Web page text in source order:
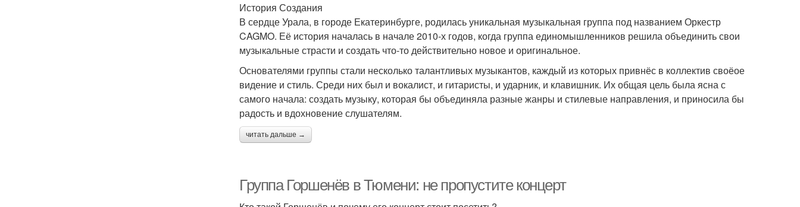
История Создания
В сердце Урала, в городе Екатеринбурге, родилась уникальная музыкальная группа под названием Оркестр
CAGMO. Её история началась в начале 2010-х годов, когда группа единомышленников решила объединить свои
музыкальные страсти и создать что-то действительно новое и оригинальное.
Основателями группы стали несколько талантливых музыкантов, каждый из которых привнёс в коллектив своёое
видение и стиль. Среди них был и вокалист, и гитаристы, и ударник, и клавишник. Их общая цель была ясна с
самого начала: создать музыку, которая бы объединяла разные жанры и стилевые направления, и приносила бы
радость и вдохновение слушателям.
читать дальше →
Группа Горшенёв в Тюмени: не пропустите концерт